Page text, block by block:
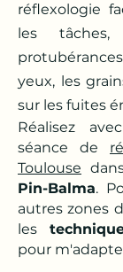
réflexologie
les
yeux, les
sur les fuites
Réalisez
séance de
Toulouse
Pin-Balma.
autres zones
les
pour